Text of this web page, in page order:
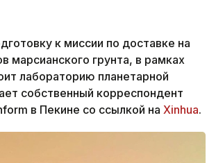
к миссии по доставке на
марсианского грунта, в рамках
лабораторию планетарной
собственный корреспондент
в Пекине со ссылкой на Xinhua.